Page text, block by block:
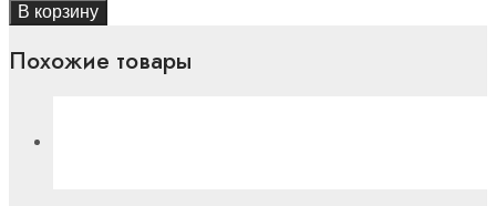
В корзину
Похожие товары